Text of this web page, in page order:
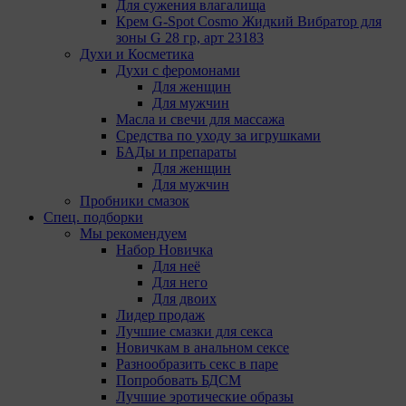
Для сужения влагалища
Крем G-Spot Cosmo Жидкий Вибратор для
зоны G 28 гр, арт 23183
Духи и Косметика
Духи с феромонами
Для женщин
Для мужчин
Масла и свечи для массажа
Средства по уходу за игрушками
БАДы и препараты
Для женщин
Для мужчин
Пробники смазок
Спец. подборки
Мы рекомендуем
Набор Новичка
Для неё
Для него
Для двоих
Лидер продаж
Лучшие смазки для секса
Новичкам в анальном сексе
Разнообразить секс в паре
Попробовать БДСМ
Лучшие эротические образы
определяющие имя пользователя. Данные файлы
cookie используются для обеспечения работы
некоторых дополнительных функций сайтов,
например, для хранения предпочтений
пользователя, в том числе имени пользователя
или выбора языка, и для предотвращения
повторных прохождений опросов
пользователями. Подобные функции улучшают
условия работы пользователей с сайтом.
9.3. Файлы cookie предпочтений, например, для
настройки контента. Данные файлы cookie
собирают информацию о выборе пользователя на
сайте и его предпочтениях и позволяют Обществу
«запомнить» информацию о выбранном
пользователем городе и других местных
настройках для того, чтобы соответствующим
образом настраивать сайт.
9.4. Аналитические файлы cookie, например
Яндекс.Метрика, Google Analytics. Данные файлы
cookie собирают информацию о том, как
пользователь использовал сайты, и позволяют
Обществу вносить в них улучшения.